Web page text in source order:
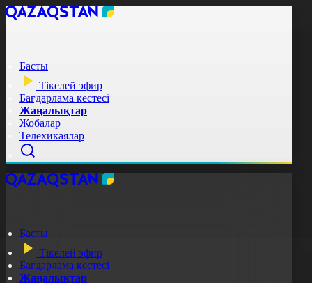
Басты
Тікелей эфир
Бағдарлама кестесі
Жаңалықтар
Жобалар
Телехикаялар
Басты
Тікелей эфир
Бағдарлама кестесі
Жаңалықтар